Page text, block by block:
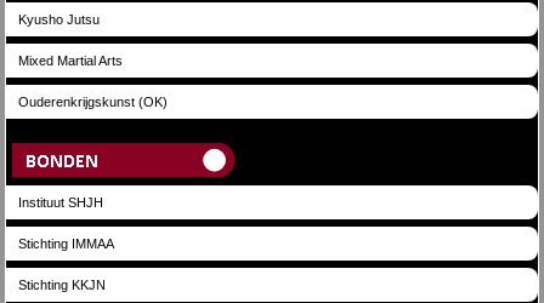
Kyusho Jutsu
Mixed Martial Arts
Ouderenkrijgskunst (OK)
Instituut SHJH
Stichting IMMAA
Stichting KKJN